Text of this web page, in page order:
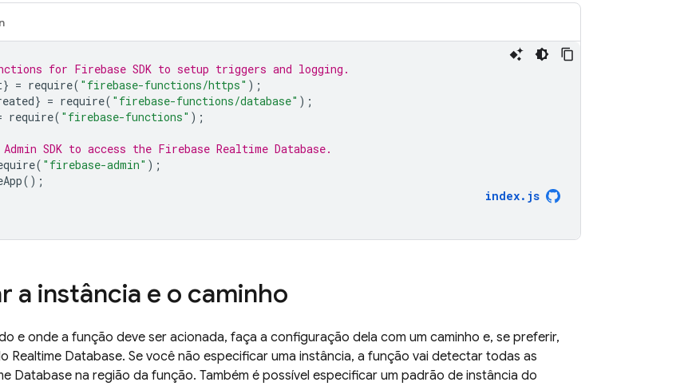
for Firebase SDK to setup triggers and logging.
} = require( "firebase-functions/https" );
} = require( "firebase-functions/database" );
require( "firebase-functions" );
SDK to access the Firebase Realtime Database.
( "firebase-admin" );
();
index. js
a instância e o caminho
e onde a função deve ser acionada, faça a configuração dela com um caminho e, se preferir,
Realtime Database. Se você não especificar uma instância, a função vai detectar todas as
Databasena região da função. Também é possível especificar um padrão de instância do